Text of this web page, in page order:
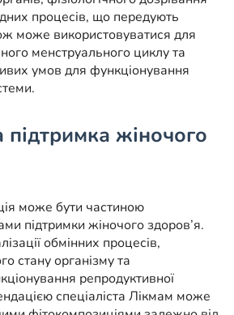
процесів, що передують
може використовуватися для
менструального циклу та
умов для функціонування
жіночого
може бути частиною
підтримки жіночого здоров’я.
обмінних процесів,
стану організму та
репродуктивної
спеціаліста Лікмам може